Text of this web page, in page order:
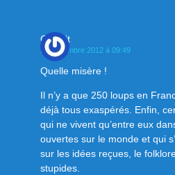
Gromit
20 décembre 2012 à 09:49
Quelle misère !
Il n’y a que 250 loups en
déjà tous exaspérés. Enfin,
qui ne vivent qu’entre eux
ouvertes sur le monde et qui
sur les idées reçues, le
stupides.